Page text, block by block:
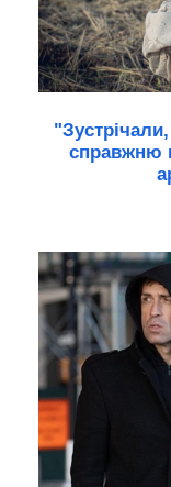
справжню